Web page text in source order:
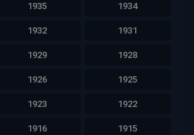
1935 1934
1932 1931
1929 1928
1926 1925
1923 1922
1916 1915